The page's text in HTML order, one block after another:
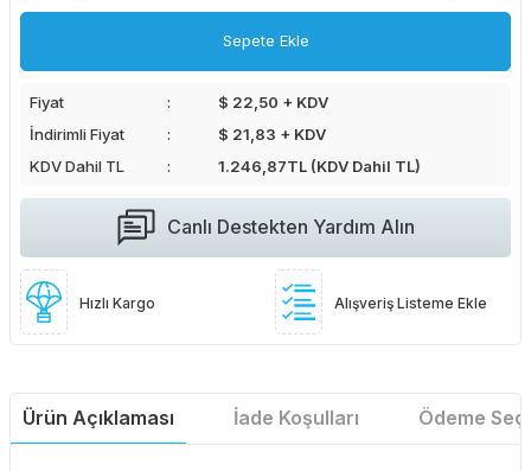
Sepete Ekle
Fiyat
$ 22,50 + KDV
İndirimli Fiyat
$ 21,83 + KDV
KDV Dahil TL
1.246,87TL (KDV Dahil TL)
Canlı Destekten Yardım Alın
Hızlı Kargo Alışveriş Listeme Ekle
Ürün Açıklaması İade Koşulları Ödeme